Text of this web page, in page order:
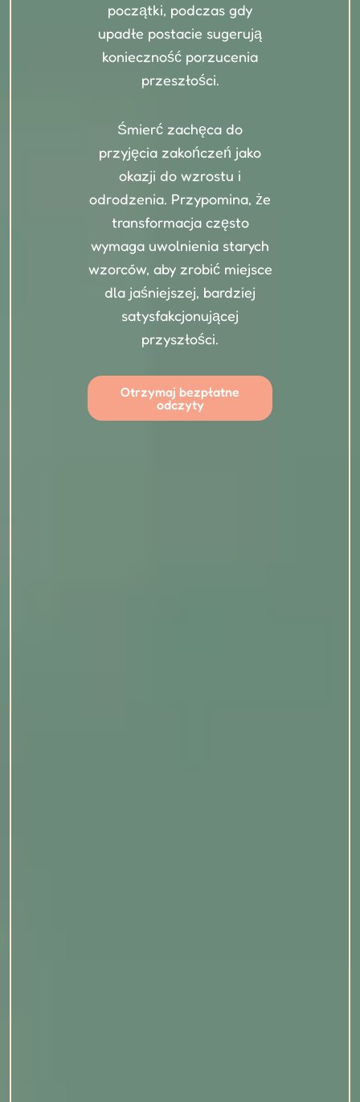
początki, podczas gdy
upadłe postacie sugerują
konieczność porzucenia
przeszłości.
Śmierć zachęca do
przyjęcia zakończeń jako
okazji do wzrostu i
odrodzenia. Przypomina, że
transformacja często
wymaga uwolnienia starych
wzorców, aby zrobić miejsce
dla jaśniejszej, bardziej
satysfakcjonującej
przyszłości.
Otrzymaj bezpłatne
odczyty